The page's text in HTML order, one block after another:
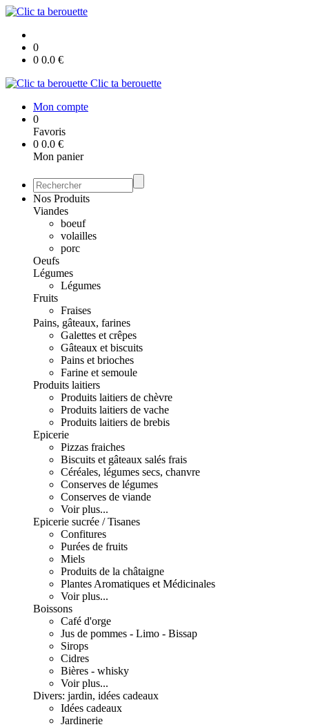
0
0 0.0 €
Clic ta berouette
Mon compte
0
Favoris
0 0.0 €
Mon panier
Nos Produits
Viandes
boeuf
volailles
porc
Oeufs
Légumes
Légumes
Fruits
Fraises
Pains, gâteaux, farines
Galettes et crêpes
Gâteaux et biscuits
Pains et brioches
Farine et semoule
Produits laitiers
Produits laitiers de chèvre
Produits laitiers de vache
Produits laitiers de brebis
Epicerie
Pizzas fraiches
Biscuits et gâteaux salés frais
Céréales, légumes secs, chanvre
Conserves de légumes
Conserves de viande
Voir plus...
Epicerie sucrée / Tisanes
Confitures
Purées de fruits
Miels
Produits de la châtaigne
Plantes Aromatiques et Médicinales
Voir plus...
Boissons
Café d'orge
Jus de pommes - Limo - Bissap
Sirops
Cidres
Bières - whisky
Voir plus...
Divers: jardin, idées cadeaux
Idées cadeaux
Jardinerie